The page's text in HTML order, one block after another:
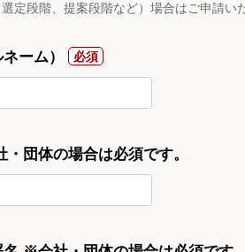
定段階、提案段階など）場合はご申請い
ーム）
団体の場合は必須です。